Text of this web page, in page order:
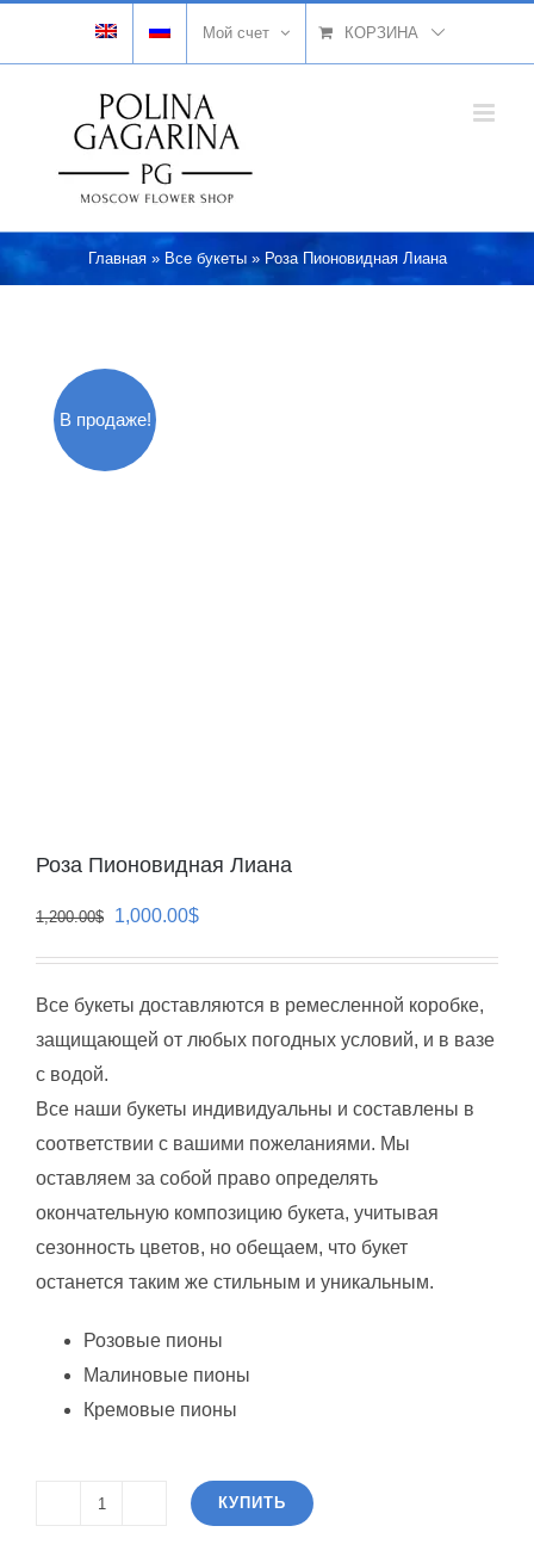
Мой счет КОРЗИНА
Главная» Все букеты» Роза Пионовидная Лиана
В продаже!
Роза Пионовидная Лиана
1,200.00$
Первоначальная
1,200.00$.
1,000.00$Текущая
Все букеты доставляются в ремесленной коробке,
защищающей от любых погодных условий, и в вазе
с водой.
Все наши букеты индивидуальны и составлены в
соответствии с вашими пожеланиями. Мы
оставляем за собой право определять
окончательную композицию букета, учитывая
сезонность цветов, но обещаем, что букет
останется таким же стильным и уникальным.
Розовые пионы
Малиновые пионы
Кремовые пионы
Количество
КУПИТЬ